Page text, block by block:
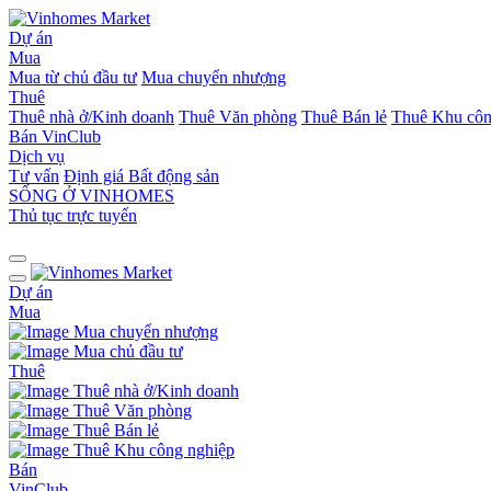
Dự án
Mua
Mua từ chủ đầu tư Mua chuyển nhượng
Thuê
Thuê nhà ở/Kinh doanh Thuê Văn phòng Thuê Bán lẻ Thuê Khu
Bán VinClub
Dịch vụ
Tư vấn Định giá Bất động sản
SỐNG Ở VINHOMES
Thủ tục trực tuyến
Dự án
Mua
Mua chuyển nhượng
Mua chủ đầu tư
Thuê
Thuê nhà ở/Kinh doanh
Thuê Văn phòng
Thuê Bán lẻ
Thuê Khu công nghiệp
Bán